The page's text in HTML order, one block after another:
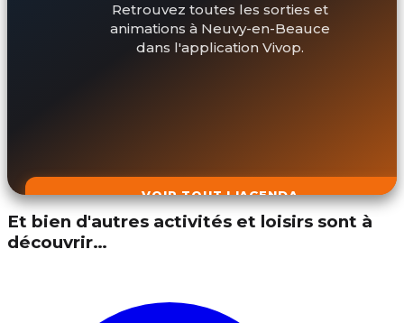
Retrouvez toutes les sorties et
animations à Neuvy-en-Beauce
dans l'application Vivop.
VOIR TOUT L'AGENDA
Et bien d'autres activités et loisirs sont à
découvrir…